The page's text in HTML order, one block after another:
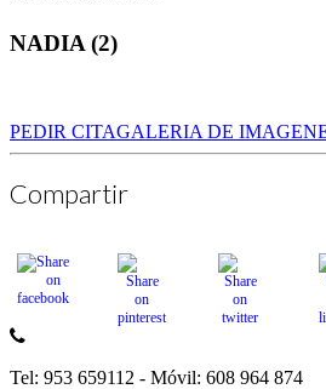
NADIA (2)
PEDIR CITAGALERIA DE
Compartir
Tel: 953 659112 - Móvil: 608 964 874